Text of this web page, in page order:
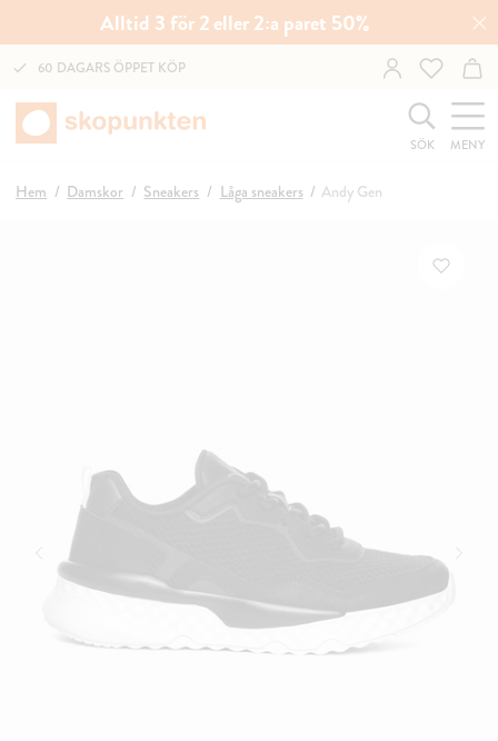
Alltid 3 för 2 eller 2:a paret 50%
60 DAGARS ÖPPET KÖP
SÖK MENY
Hem Damskor Sneakers Låga sneakers Andy Gen